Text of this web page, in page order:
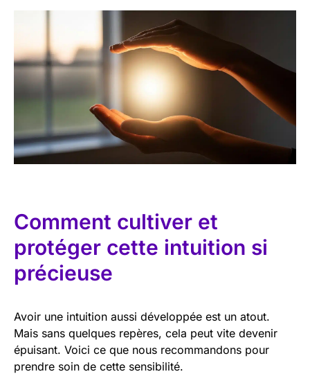
Comment cultiver et
protéger cette intuition si
précieuse
Avoir une intuition aussi développée est un atout.
Mais sans quelques repères, cela peut vite devenir
épuisant. Voici ce que nous recommandons pour
prendre soin de cette sensibilité.